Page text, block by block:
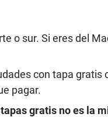
o sur. Si eres del
con tapa gratis
pagar.
gratis no es la